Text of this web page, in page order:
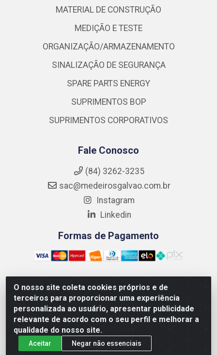
O nosso site coleta cookies próprios e de
terceiros para proporcionar uma experiência
personalizada ao usuário, apresentar publicidade
relevante de acordo com o seu perfil e melhorar a
qualidade do nosso site.
Aceitar
Negar não essenciais
MATERIAL DE CONSTRUÇÃO
MEDIÇÃO E TESTE
ORGANIZAÇÃO/ARMAZENAMENTO
SINALIZAÇÃO DE SEGURANÇA
SPARE PARTS ENERGY
SUPRIMENTOS BOP
SUPRIMENTOS CORPORATIVOS
Fale Conosco
(84) 3262-3235
sac@medeirosgalvao.com.br
Instagram
Linkedin
Formas de Pagamento
Medeiros Galvão Soluções LTDA - Avenida Antônio Severiano
da Câmara - Br 406, 1111, Km 102 - Centro, João Câmara/RN
- CEP 59550-000 - CNPJ 01.347.878/0001-60